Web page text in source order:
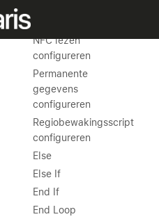
NFC lezen
configureren
Permanente
gegevens
configureren
Regiobewakingsscript
configureren
Else
Else If
End If
End Loop